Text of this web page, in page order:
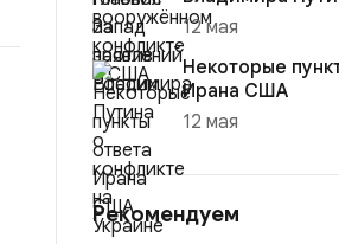
конфликте на
12 мая
Некоторые
Ирана США
12 мая
Рекомендуем